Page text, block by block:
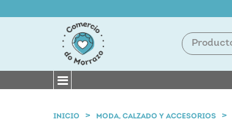
INICIO MODA, CALZADO Y ACCESORIOS